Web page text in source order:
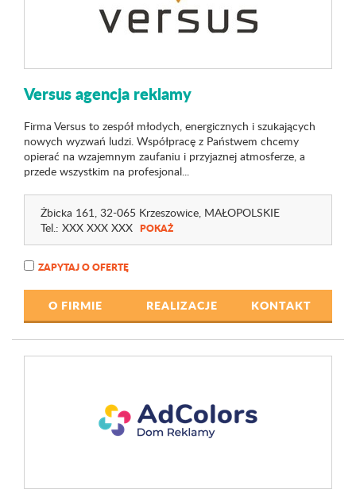
Versus agencja reklamy
Firma Versus to zespół młodych, energicznych i szukających
nowych wyzwań ludzi. Współpracę z Państwem chcemy
opierać na wzajemnym zaufaniu i przyjaznej atmosferze, a
przede wszystkim na profesjonal...
Żbicka 161, 32-065 Krzeszowice, MAŁOPOLSKIE
Tel.: XXX XXX XXX POKAŻ
ZAPYTAJ O OFERTĘ
O FIRMIE REALIZACJE KONTAKT